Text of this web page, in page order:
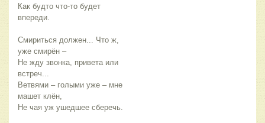
Как будто что-то будет
впереди.
Смириться должен... Что ж,
уже смирён –
Не жду звонка, привета или
встреч...
Ветвями – голыми уже – мне
машет клён,
Не чая уж ушедшее сберечь.